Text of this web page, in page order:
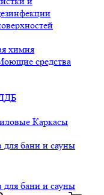
химия
средства
Каркасы